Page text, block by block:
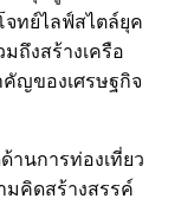
ทย์ไลฟ์สไตล์ยุค
ถึงสร้างเครือ
ญของเศรษฐกิจ
ด้านการท่องเที่ยว
มคิดสร้างสรรค์